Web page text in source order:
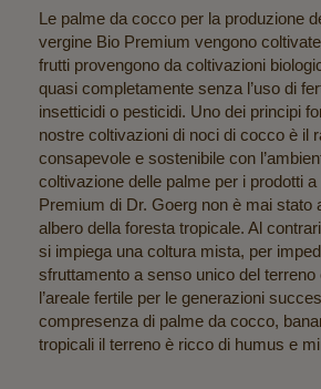
Le palme da cocco per la produzione
vergine Bio Premium vengono
frutti provengono da coltivazioni
quasi completamente senza l’uso di
insetticidi o pesticidi. Uno dei principi
nostre coltivazioni di noci di cocco è il
consapevole e sostenibile con
coltivazione delle palme per i prodotti
Premium di Dr. Goerg non è mai stato
albero della foresta tropicale. Al
si impiega una coltura mista, per
sfruttamento a senso unico del terreno
l’areale fertile per le generazioni
compresenza di palme da cocco,
tropicali il terreno è ricco di humus e